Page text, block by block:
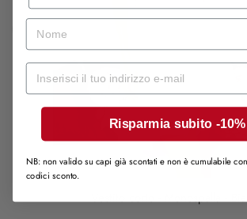
Vestito corto - Monospalla -
‹
nome
Mail
Risparmia subito -10%
NB: non valido su capi già scontati e non è cumulabile
codici sconto.